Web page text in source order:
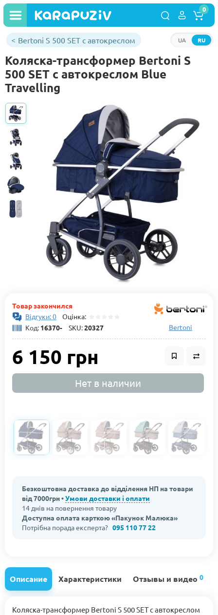
RU
UA
0
Bertoni S 500 SET с автокреслом
Коляска-трансформер Bertoni S
500 SET с автокреслом Blue
Travelling
Товар закончился
Відгуки: 0 Оцінка:
Код: 16370- SKU:20327 Bertoni
6 150 грн
Нет в наличии
Безкоштовна доставка до відділення НП на товари
від 7000грн •Умови доставки і оплати
14 днів на повернення товару
Доступна оплата карткою «Пакунок Малюка»
Потрібна порада експерта? 095 110 77 22
Описание Характеристики Отзывы и видео 0
Коляска-трансформер Bertoni S 500 SET с автокреслом